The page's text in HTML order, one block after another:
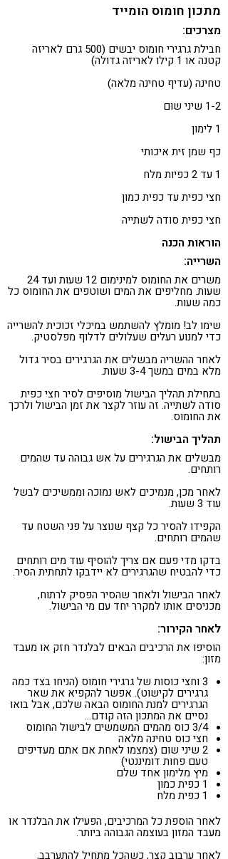
מתכון חומוס הומייד
מצרכים:
חבילת גרגירי חומוס יבשים (500 גרם לאריזה
קטנה או 1 קילו לאריזה גדולה)
טחינה (עדיף טחינה מלאה)
1-2 שיני שום
1 לימון
כף שמן זית איכותי
1 עד 2 כפיות מלח
חצי כפית עד כפית כמון
חצי כפית סודה לשתייה
הוראות הכנה
השרייה:
משרים את החומוס למינימום 12 שעות ועד 24
שעות. מחליפים את המים ושוטפים את החומוס כל
כמה שעות.
שימו לב! מומלץ להשתמש במיכלי זכוכית להשרייה
כדי למנוע רעלים שעלולים לדלוף מפלסטיק.
לאחר ההשריה מבשלים את הגרגירים בסיר גדול
מלא במים במשך 3-4 שעות.
בתחילת תהליך הבישול מוסיפים לסיר חצי כפית
סודה לשתייה. זה עוזר לקצר את זמן הבישול ולרכך
את החומוס.
תהליך הבישול:
מבשלים את הגרגירים על אש גבוהה עד שהמים
רותחים.
לאחר מכן, מנמיכים לאש נמוכה וממשיכים לבשל
עוד 3 שעות.
הקפידו להסיר כל קצף שנוצר על פני השטח עד
שהמים רותחים.
בדקו מדי פעם אם צריך להוסיף עוד מים רותחים
כדי להבטיח שהגרגירים לא יידבקו לתחתית הסיר.
לאחר הבישול ולאחר שהסיר הפסיק לרתוח,
מכניסים אותו למקרר יחד עם מי הבישול.
לאחר הקירור:
הוסיפו את הרכיבים הבאים לבלנדר חזק או מעבד
מזון:
3 וחצי כוסות של גרגירי חומוס (הניחו בצד כמה
גרגירים לקישוט). אפשר להקפיא את שאר
הגרגירים למנת החומוס הבאה שלכם, אבל בואו
נסיים את המתכון הזה קודם…
3/4 כוס מהמים המשמשים לבישול החומוס
חצי כוס טחינה מלאה
2 שיני שום (צמצמו לאחת אם אתם מעדיפים
טעם פחות דומיננטי)
מיץ מלימון אחד שלם
1 כפית כמון
1 כפית מלח
לאחר הוספת כל המרכיבים, הפעילו את הבלנדר או
מעבד המזון בעוצמה הגבוהה ביותר.
לאחר ערבוב קצר, כשהכל מתחיל להתערבב,